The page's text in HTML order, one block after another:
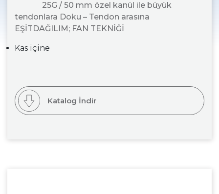
25G / 50 mm özel kanül ile büyük
tendonlara Doku – Tendon arasına
EŞİTDAĞILIM; FAN TEKNİĞİ
Kas içine
Katalog İndir